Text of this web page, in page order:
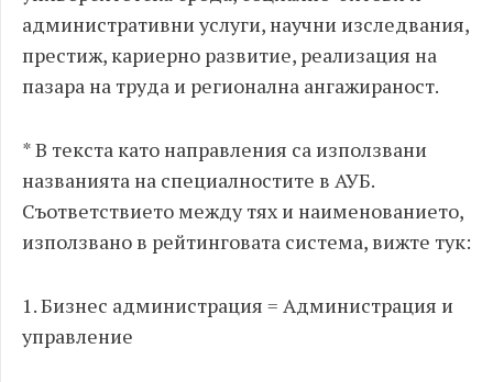
административни услуги, научни изследвания,
престиж, кариерно развитие, реализация на
пазара на труда и регионална ангажираност.
* В текста като направления са използвани
названията на специалностите в АУБ.
Съответствието между тях и наименованието,
използвано в рейтинговата система, вижте тук:
1. Бизнес администрация = Администрация и
управление